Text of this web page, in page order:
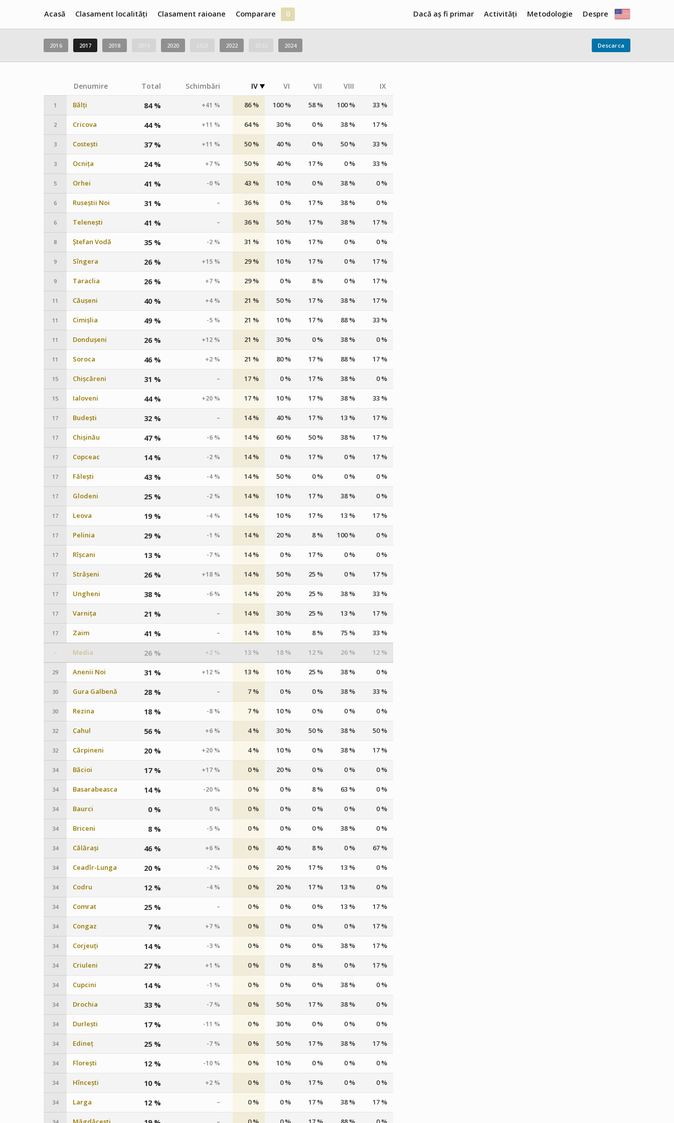
Acasă Despre
Clasament localități Metodologie
Clasament raioane Activități
Comparare 0 Dacă aș fi primar
2016 2017 2018 2020 2022 2024 Descarca
Denumire Total Schimbări IV VI VII VIII IX
1 Bălți 84 % +41 % 86 % 100 % 58 % 100 % 33 %
2 Cricova 44 % +11 % 64 % 30 % 0 % 38 % 17 %
3 Costești 37 % +11 % 50 % 40 % 0 % 50 % 33 %
3 Ocnița 24 % +7 % 50 % 40 % 17 % 0 % 33 %
5 Orhei 41 % -0 % 43 % 10 % 0 % 38 % 0 %
6 Ruseștii Noi 31 % – 36 % 0 % 17 % 38 % 0 %
6 Telenești 41 % – 36 % 50 % 17 % 38 % 17 %
8 Ștefan Vodă 35 % -2 % 31 % 10 % 17 % 0 % 0 %
9 Sîngera 26 % +15 % 29 % 10 % 17 % 0 % 17 %
9 Taraclia 26 % +7 % 29 % 0 % 8 % 0 % 17 %
11 Căușeni 40 % +4 % 21 % 50 % 17 % 38 % 17 %
11 Cimișlia 49 % -5 % 21 % 10 % 17 % 88 % 33 %
11 Dondușeni 26 % +12 % 21 % 30 % 0 % 38 % 0 %
11 Soroca 46 % +2 % 21 % 80 % 17 % 88 % 17 %
15 Chișcăreni 31 % – 17 % 0 % 17 % 38 % 0 %
15 Ialoveni 44 % +20 % 17 % 10 % 17 % 38 % 33 %
17 Budești 32 % – 14 % 40 % 17 % 13 % 17 %
17 Chișinău 47 % -6 % 14 % 60 % 50 % 38 % 17 %
17 Copceac 14 % -2 % 14 % 0 % 17 % 0 % 17 %
17 Fălești 43 % -4 % 14 % 50 % 0 % 0 % 0 %
17 Glodeni 25 % -2 % 14 % 10 % 17 % 38 % 0 %
17 Leova 19 % -4 % 14 % 10 % 17 % 13 % 17 %
17 Pelinia 29 % -1 % 14 % 20 % 8 % 100 % 0 %
17 Rîșcani 13 % -7 % 14 % 0 % 17 % 0 % 0 %
17 Strășeni 26 % +18 % 14 % 50 % 25 % 0 % 17 %
17 Ungheni 38 % -6 % 14 % 20 % 25 % 38 % 33 %
17 Varnița 21 % – 14 % 30 % 25 % 13 % 17 %
17 Zaim 41 % – 14 % 10 % 8 % 75 % 33 %
– Media 26 % +2 % 13 % 18 % 12 % 26 % 12 %
29 Anenii Noi 31 % +12 % 13 % 10 % 25 % 38 % 0 %
30 Gura Galbenă 28 % – 7 % 0 % 0 % 38 % 33 %
30 Rezina 18 % -8 % 7 % 10 % 0 % 0 % 0 %
32 Cahul 56 % +6 % 4 % 30 % 50 % 38 % 50 %
32 Cărpineni 20 % +20 % 4 % 10 % 0 % 38 % 17 %
34 Băcioi 17 % +17 % 0 % 20 % 0 % 0 % 0 %
34 Basarabeasca 14 % -20 % 0 % 0 % 8 % 63 % 0 %
34 Baurci 0 % 0 % 0 % 0 % 0 % 0 % 0 %
34 Briceni 8 % -5 % 0 % 0 % 0 % 38 % 0 %
34 Călărași 46 % +6 % 0 % 40 % 8 % 0 % 67 %
34 Ceadîr-Lunga 20 % -2 % 0 % 20 % 17 % 13 % 0 %
34 Codru 12 % -4 % 0 % 20 % 17 % 13 % 0 %
34 Comrat 25 % – 0 % 0 % 0 % 13 % 17 %
34 Congaz 7 % +7 % 0 % 0 % 0 % 0 % 17 %
34 Corjeuți 14 % -3 % 0 % 0 % 0 % 38 % 17 %
34 Criuleni 27 % +1 % 0 % 0 % 8 % 0 % 17 %
34 Cupcini 14 % -1 % 0 % 0 % 0 % 38 % 0 %
34 Drochia 33 % -7 % 0 % 50 % 17 % 38 % 0 %
34 Durlești 17 % -11 % 0 % 30 % 0 % 0 % 0 %
34 Edineț 25 % -7 % 0 % 50 % 17 % 38 % 17 %
34 Florești 12 % -10 % 0 % 10 % 0 % 0 % 0 %
34 Hîncești 10 % +2 % 0 % 0 % 17 % 0 % 0 %
34 Larga 12 % – 0 % 0 % 17 % 38 % 17 %